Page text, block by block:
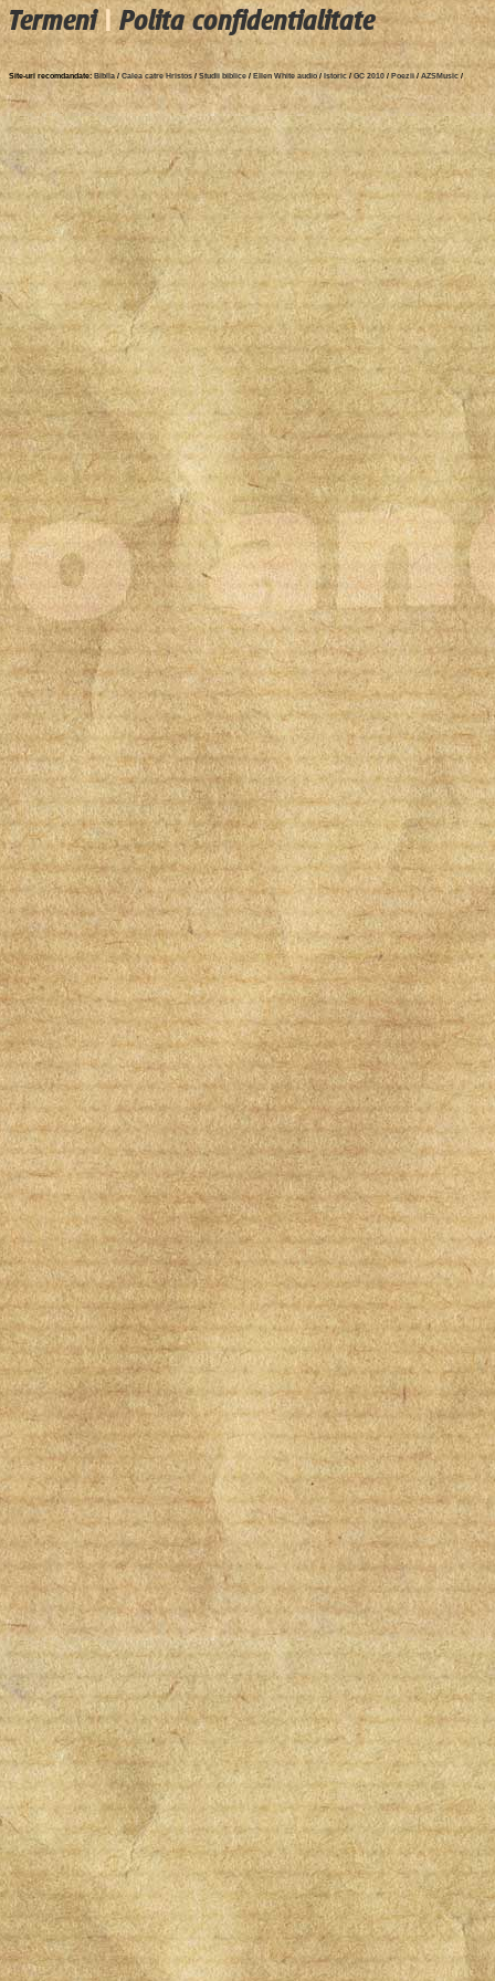
Termeni|Polita confidentialitate
Site-uri recomdandate: Biblia / Calea catre Hristos / Studii biblice / Ellen White audio/ Istoric / GC 2010 / Poezii/ AZSMusic /